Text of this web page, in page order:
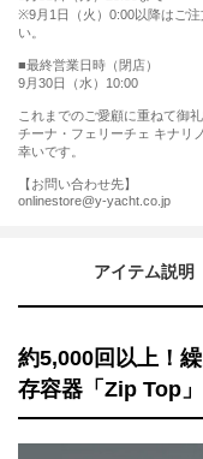
※9月1日（火）0:00以降はご
い。
■最終営業日時（閉店）
9月30日（水）10:00
これまでのご愛顧に重ねて御
チーナ・フェリーチェ キナリ
幸いです。
【お問い合わせ先】
onlinestore@y-yacht.co.jp
アイテム説明
約5,000回以上！
存容器「Zip Top」